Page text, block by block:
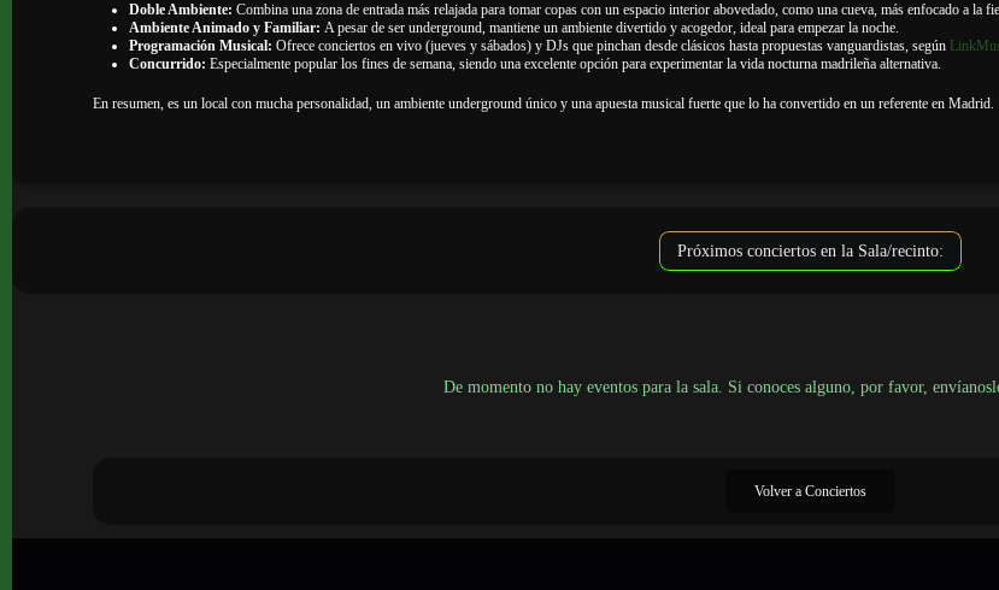
Doble Ambiente: Combina una zona de entrada más relajada para tomar copas con un espacio interior abovedado, como una cueva, más enfocado a la
Ambiente Animado y Familiar: A pesar de ser underground, mantiene un ambiente divertido y acogedor, ideal para empezar la noche.
Programación Musical: Ofrece conciertos en vivo (jueves y sábados) y DJs que pinchan desde clásicos hasta propuestas vanguardistas, según
Concurrido: Especialmente popular los fines de semana, siendo una excelente opción para experimentar la vida nocturna madrileña alternativa.
En resumen, es un local con mucha personalidad, un ambiente underground único y una apuesta musical fuerte que lo ha convertido en un referente en Madrid.
Próximos conciertos en la Sala/recinto:
De momento no hay eventos para la sala. Si conoces alguno, por favor,
Volver a Conciertos